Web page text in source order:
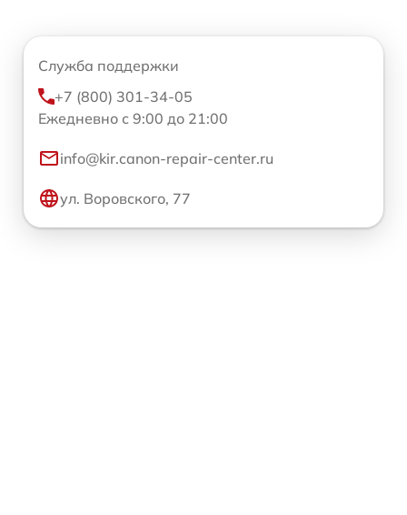
Служба поддержки
+7 (800) 301-34-05
Ежедневно с 9:00 до 21:00
info@kir.canon-repair-center.ru
ул. Воровского, 77